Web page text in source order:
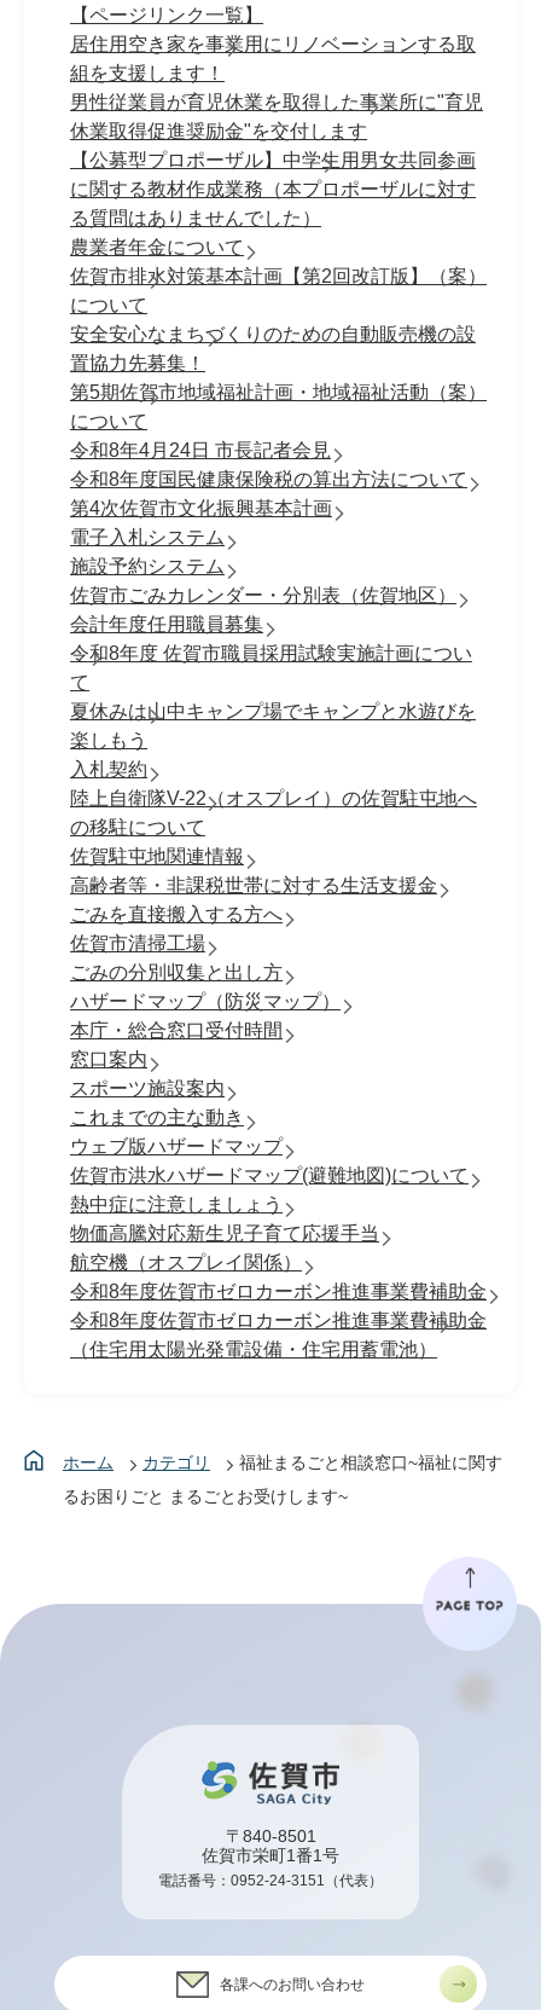
【ページリンク一覧】
居住用空き家を事業用にリノベーションする取
組を支援します！
男性従業員が育児休業を取得した事業所に"育児
休業取得促進奨励金"を交付します
【公募型プロポーザル】中学生用男女共同参画
に関する教材作成業務（本プロポーザルに対す
る質問はありませんでした）
農業者年金について
佐賀市排水対策基本計画【第2回改訂版】（案）
について
安全安心なまちづくりのための自動販売機の設
置協力先募集！
第5期佐賀市地域福祉計画・地域福祉活動（案）
について
令和8年4月24日 市長記者会見
令和8年度国民健康保険税の算出方法について
第4次佐賀市文化振興基本計画
電子入札システム
施設予約システム
佐賀市ごみカレンダー・分別表（佐賀地区）
会計年度任用職員募集
令和8年度 佐賀市職員採⽤試験実施計画につい
て
夏休みは山中キャンプ場でキャンプと水遊びを
楽しもう
入札契約
陸上自衛隊V-22（オスプレイ）の佐賀駐屯地へ
の移駐について
佐賀駐屯地関連情報
高齢者等・非課税世帯に対する生活支援金
ごみを直接搬入する方へ
佐賀市清掃工場
ごみの分別収集と出し方
ハザードマップ（防災マップ）
本庁・総合窓口受付時間
窓口案内
スポーツ施設案内
これまでの主な動き
ウェブ版ハザードマップ
佐賀市洪水ハザードマップ(避難地図)について
熱中症に注意しましょう
物価高騰対応新生児子育て応援手当
航空機（オスプレイ関係）
令和8年度佐賀市ゼロカーボン推進事業費補助金
令和8年度佐賀市ゼロカーボン推進事業費補助金
（住宅用太陽光発電設備・住宅用蓄電池）
ホーム カテゴリ
福祉まるごと相談窓口~福祉に関す
るお困りごと まるごとお受けします~
〒840-8501
佐賀市栄町1番1号
電話番号： 0952-24-3151 （代表）
各課へのお問い合わせ